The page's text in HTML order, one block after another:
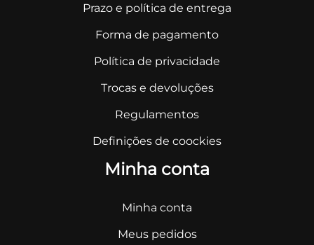
Prazo e política de entrega
Forma de pagamento
Política de privacidade
Trocas e devoluções
Regulamentos
Definições de coockies
Minha conta
Minha conta
Meus pedidos